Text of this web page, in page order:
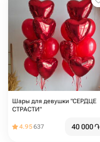
Шары для девушки "СЕРДЦЕ
СТРАСТИ"
4.95637 40 000֏